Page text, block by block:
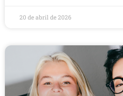
20 de abril de 2026